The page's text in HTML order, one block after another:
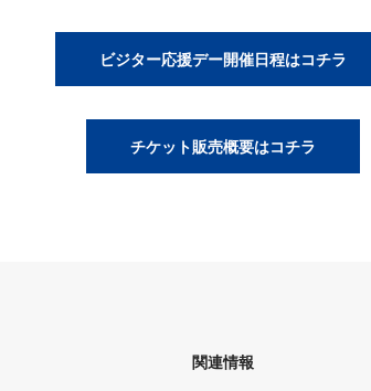
ビジター応援デー開催日程はコチラ
チケット販売概要はコチラ
関連情報